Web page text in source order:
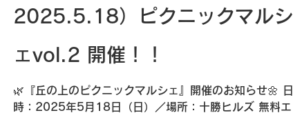
2025.5.18）ピクニックマルシ
ェvol.2 開催！！
🌿『丘の上のピクニックマルシェ』開催のお知らせ🌼 日
時：2025年5月18日（日）／場所：十勝ヒルズ 無料エ